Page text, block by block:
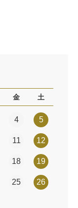
金 土
4 5
11 12
18 19
25 26